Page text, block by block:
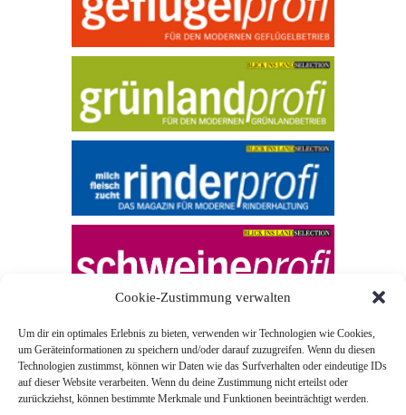
Cookie-Zustimmung verwalten
Um dir ein optimales Erlebnis zu bieten, verwenden wir Technologien wie Cookies,
um Geräteinformationen zu speichern und/oder darauf zuzugreifen. Wenn du diesen
Technologien zustimmst, können wir Daten wie das Surfverhalten oder eindeutige IDs
auf dieser Website verarbeiten. Wenn du deine Zustimmung nicht erteilst oder
zurückziehst, können bestimmte Merkmale und Funktionen beeinträchtigt werden.